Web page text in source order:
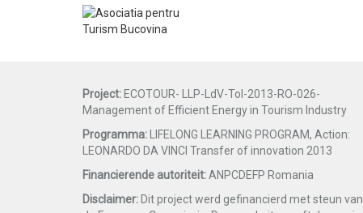
Project: ECOTOUR- LLP-LdV-ToI-2013-RO-026-
Management of Efficient Energy in Tourism Industry
Programma: LIFELONG LEARNING PROGRAM, Action:
LEONARDO DA VINCI Transfer of innovation 2013
Financierende autoriteit:ANPCDEFP Romania
Disclaimer: Dit project werd gefinancierd met steun van